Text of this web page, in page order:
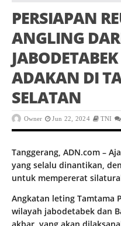
PERSIAPAN
ANGLING
ADAKAN DI
SELATAN
Owner Jun 22, 2024 TNI
Tanggerang, ADN.com –
yang selalu dinantikan,
untuk mempererat
Angkatan leting Tamtama
wilayah jabodetabek dan